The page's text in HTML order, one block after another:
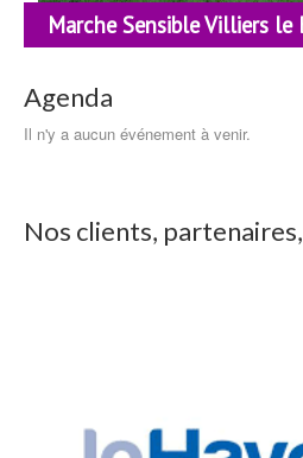
Marche Sensible Villiers le
Agenda
Il n'y a aucun événement à venir.
Nos clients,